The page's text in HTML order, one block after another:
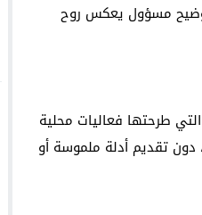
توضيح مسؤول يعكس روح
التي طرحتها فعاليات محلية
دون تقديم أدلة ملموسة أو